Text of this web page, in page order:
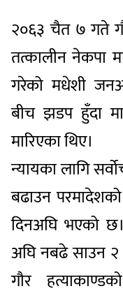
२०६३ चैत ७ गते
तत्कालीन नेकपा
गरेको मधेशी
बीच झडप हुँदा
मारिएका थिए।
न्यायका लागि
बढाउन
दिनअघि भएको
अघि नबढे साउन
गौर